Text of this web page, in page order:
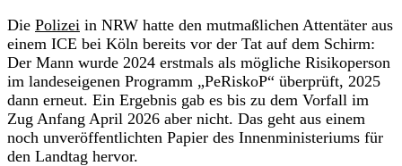
Die Polizei in NRW hatte den mutmaßlichen Attentäter aus
einem ICE bei Köln bereits vor der Tat auf dem Schirm:
Der Mann wurde 2024 erstmals als mögliche Risikoperson
im landeseigenen Programm „PeRiskoP“ überprüft, 2025
dann erneut. Ein Ergebnis gab es bis zu dem Vorfall im
Zug Anfang April 2026 aber nicht. Das geht aus einem
noch unveröffentlichten Papier des Innenministeriums für
den Landtag hervor.